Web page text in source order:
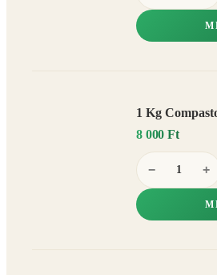
1 Kg
8 000 Ft
− +